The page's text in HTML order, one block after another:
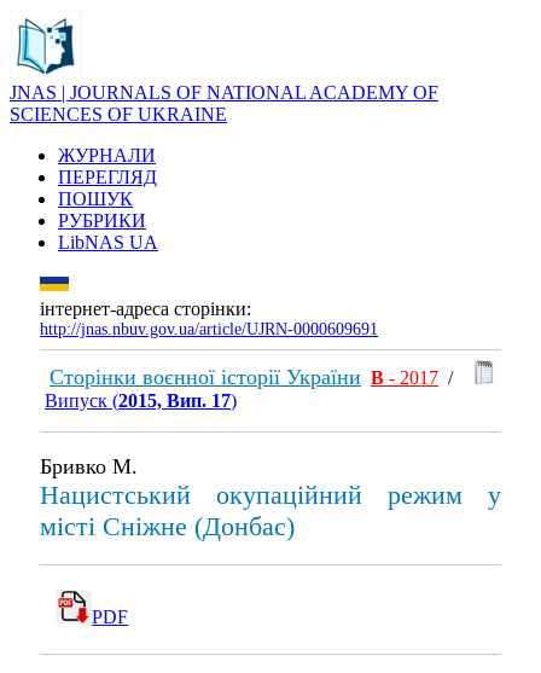
JNAS | JOURNALS OF NATIONAL ACADEMY OF
SCIENCES OF UKRAINE
ЖУРНАЛИ
ПЕРЕГЛЯД
ПОШУК
РУБРИКИ
LibNAS UA
інтернет-адреса сторінки:
http://jnas.nbuv.gov.ua/article/UJRN-0000609691
Сторінки воєнної історії України В - 2017 /
Випуск (2015, Вип. 17)
Бривко М.
Нацистський окупаційний режим у
місті Сніжне (Донбас)
PDF